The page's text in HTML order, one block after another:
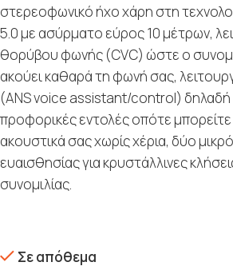
στερεοφωνικό ήχο χάρη στη
5.0 με ασύρματο εύρος 10 μέτρων,
θορύβου φωνής (CVC) ώστε ο
ακούει καθαρά τη φωνή σας,
(ANS voice assistant/control) δηλαδή
προφορικές εντολές οπότε μπορείτε
ακουστικά σας χωρίς χέρια, δύο
ευαισθησίας για κρυστάλλινες
συνομιλίας.
Σε απόθεμα